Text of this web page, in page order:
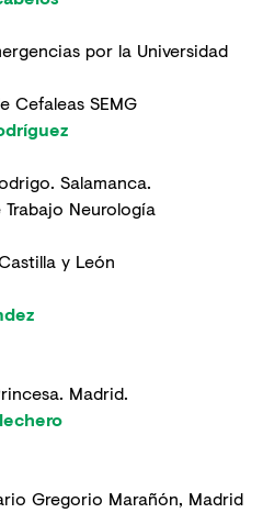
por la Universidad
Cefaleas SEMG
Salamanca.
Neurología
y León
Madrid.
Gregorio Marañón, Madrid